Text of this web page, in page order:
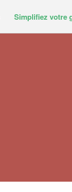
Simplifiez votre